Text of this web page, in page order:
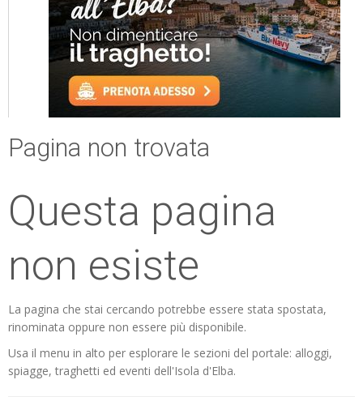
Pagina non trovata
Questa pagina
non esiste
La pagina che stai cercando potrebbe essere stata spostata,
rinominata oppure non essere più disponibile.
Usa il menu in alto per esplorare le sezioni del portale: alloggi,
spiagge, traghetti ed eventi dell'Isola d'Elba.